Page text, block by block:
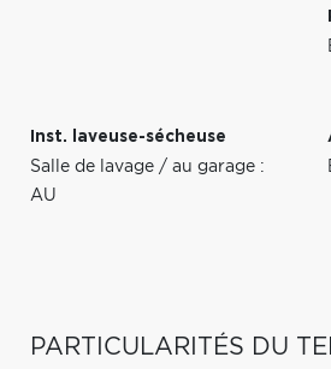
Inst. laveuse-sécheuse
Salle de lavage / au garage :
AU
PARTICULARITÉS DU